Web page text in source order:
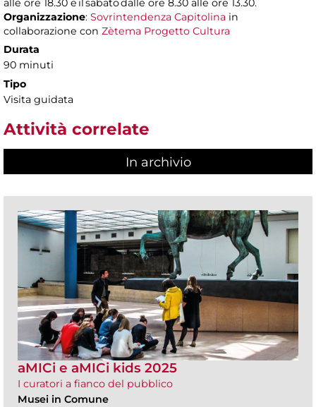
alle ore 18.30 e il sabato dalle ore 8.30 alle ore 13.30.
Organizzazione: Sovrintendenza Capitolina in
collaborazione con Zètema Progetto Cultura
Durata
90 minuti
Tipo
Visita guidata
Attività correlate
In archivio
aMICi e aMICi kids 2025
I curatori a fianco del pubblico
Musei in Comune